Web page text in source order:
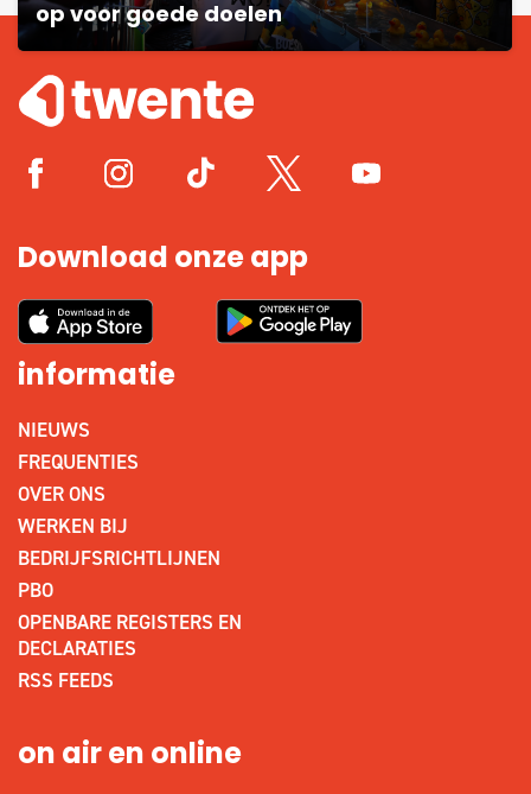
op voor goede doelen
Download onze app
informatie
NIEUWS
FREQUENTIES
OVER ONS
WERKEN BIJ
BEDRIJFSRICHTLIJNEN
PBO
OPENBARE REGISTERS EN
DECLARATIES
RSS FEEDS
on air en online